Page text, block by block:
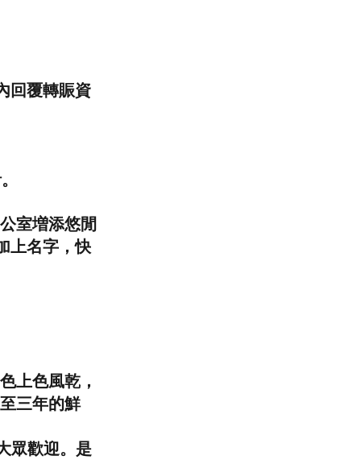
回覆轉賑資
室増添悠閒
上名字，快
上色風乾，
三年的鮮
眾歡迎。是